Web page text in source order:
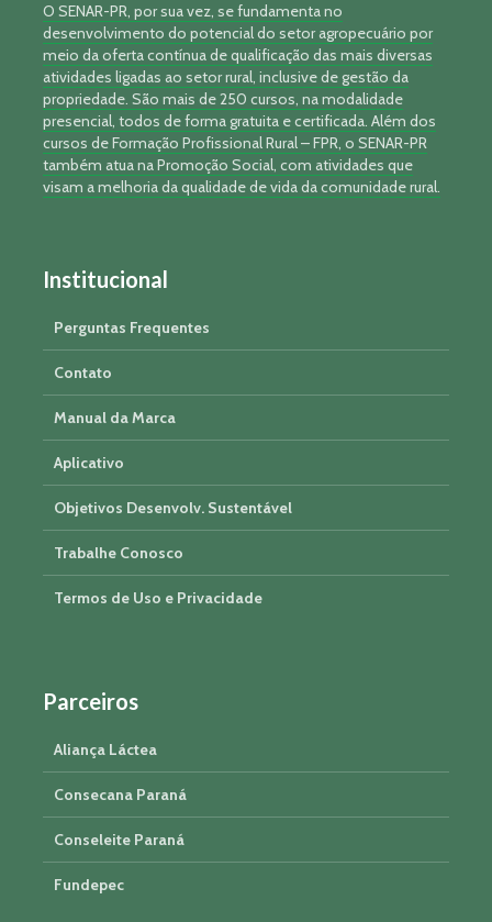
O SENAR-PR, por sua vez, se fundamenta no
desenvolvimento do potencial do setor agropecuário por
meio da oferta contínua de qualificação das mais diversas
atividades ligadas ao setor rural, inclusive de gestão da
propriedade. São mais de 250 cursos, na modalidade
presencial, todos de forma gratuita e certificada. Além dos
cursos de Formação Profissional Rural – FPR, o SENAR-PR
também atua na Promoção Social, com atividades que
visam a melhoria da qualidade de vida da comunidade rural.
Institucional
Perguntas Frequentes
Contato
Manual da Marca
Aplicativo
Objetivos Desenvolv. Sustentável
Trabalhe Conosco
Termos de Uso e Privacidade
Parceiros
Aliança Láctea
Consecana Paraná
Conseleite Paraná
Fundepec